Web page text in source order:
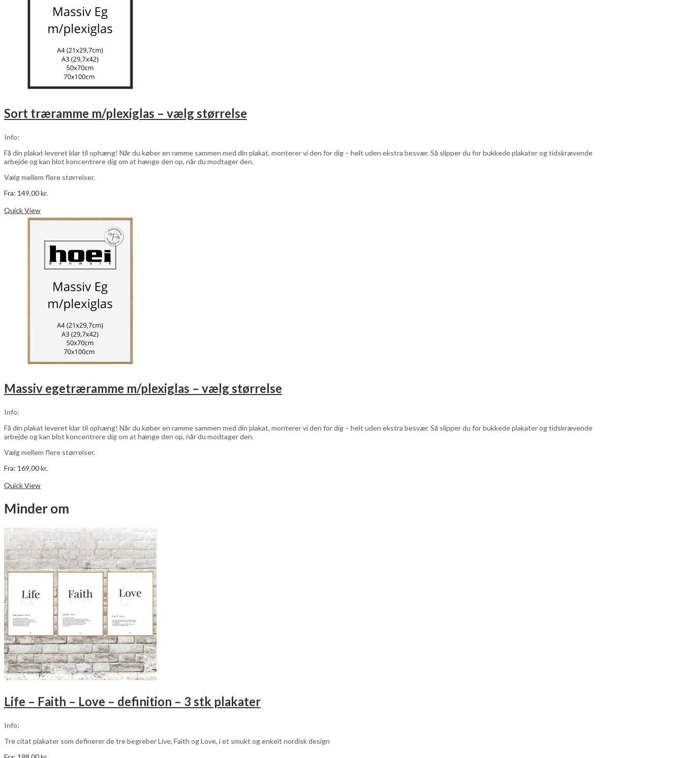
Sort træramme m/plexiglas – vælg størrelse
Info:
Få din plakat leveret klar til ophæng! Når du køber en ramme sammen med din plakat, monterer vi den for dig – helt uden ekstra besvær. Så slipper du for bukkede plakater og tidskrævende
arbejde og kan blot koncentrere dig om at hænge den op, når du modtager den.
Vælg mellem flere størrelser.
Fra: 149,00kr.
har
Mulighederne
kan
vælges
på
Quick View
Massiv egetræramme m/plexiglas – vælg størrelse
Info:
Få din plakat leveret klar til ophæng! Når du køber en ramme sammen med din plakat, monterer vi den for dig – helt uden ekstra besvær. Så slipper du for bukkede plakater og tidskrævende
arbejde og kan blot koncentrere dig om at hænge den op, når du modtager den.
Vælg mellem flere størrelser.
Fra: 169,00kr.
varianter.
kan
vælges
på
varesiden
Quick View
Minder om
Life – Faith – Love – definition – 3 stk plakater
Info:
Tre citat plakater som definerer de tre begreber Live, Faith og Love, i et smukt og enkelt nordisk design